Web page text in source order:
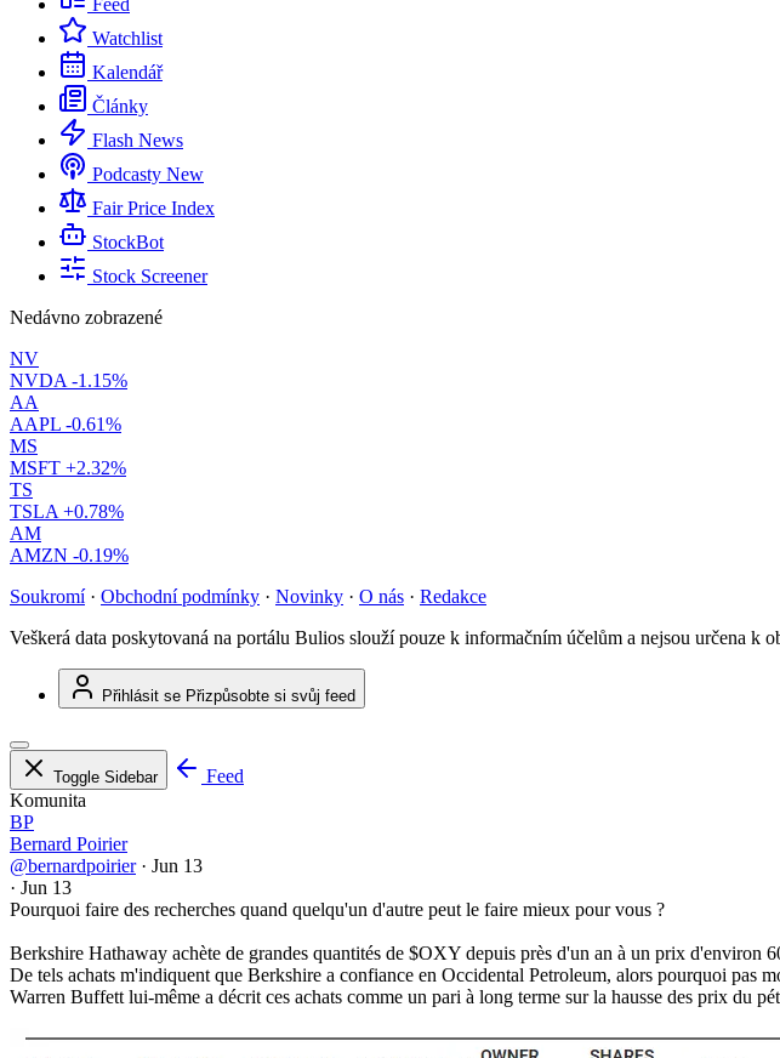
Feed
Watchlist
Kalendář
Články
Flash News
Podcasty New
Fair Price Index
StockBot
Stock Screener
Nedávno zobrazené
NV
NVDA -1.15%
AA
AAPL -0.61%
MS
MSFT +2.32%
TS
TSLA +0.78%
AM
AMZN -0.19%
Soukromí · Obchodní podmínky · Novinky · O nás · Redakce
Veškerá data poskytovaná na portálu Bulios slouží pouze k informačním účelům a nejsou určena k
Přihlásit se Přizpůsobte si svůj feed
Toggle Sidebar
Feed
Komunita
BP
Bernard Poirier
@bernardpoirier · Jun 13
· Jun 13
Pourquoi faire des recherches quand quelqu'un d'autre peut le faire mieux pour vous ?
Berkshire Hathaway achète de grandes quantités de $OXY depuis près d'un an à un prix d'environ
De tels achats m'indiquent que Berkshire a confiance en Occidental Petroleum, alors pourquoi pas
Warren Buffett lui-même a décrit ces achats comme un pari à long terme sur la hausse des prix du